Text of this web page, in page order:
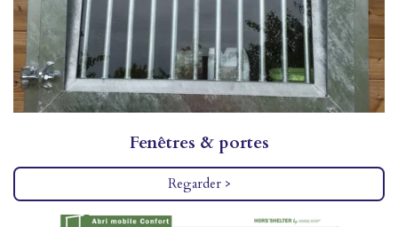
Fenêtres & portes
Regarder >